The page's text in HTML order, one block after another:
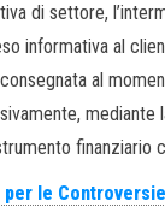
di settore,
informativa al
al
mediante
finanziario
le